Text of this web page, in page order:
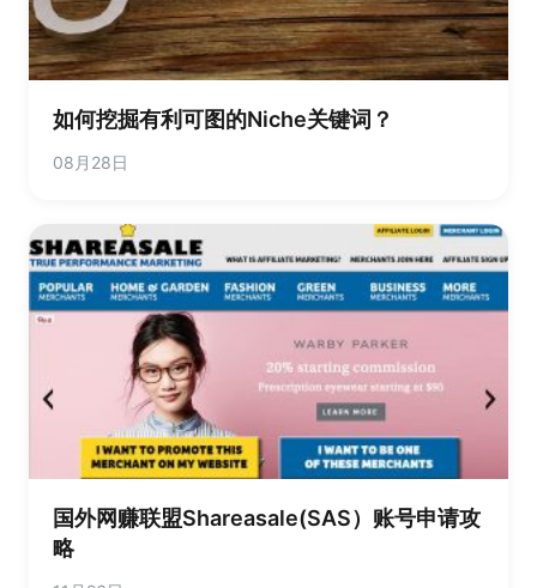
如何挖掘有利可图的Niche关键词？
08月28日
国外网赚联盟Shareasale(SAS）账号申请攻
略